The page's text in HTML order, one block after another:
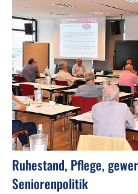
Ruhestand, Pflege,
Seniorenpolitik